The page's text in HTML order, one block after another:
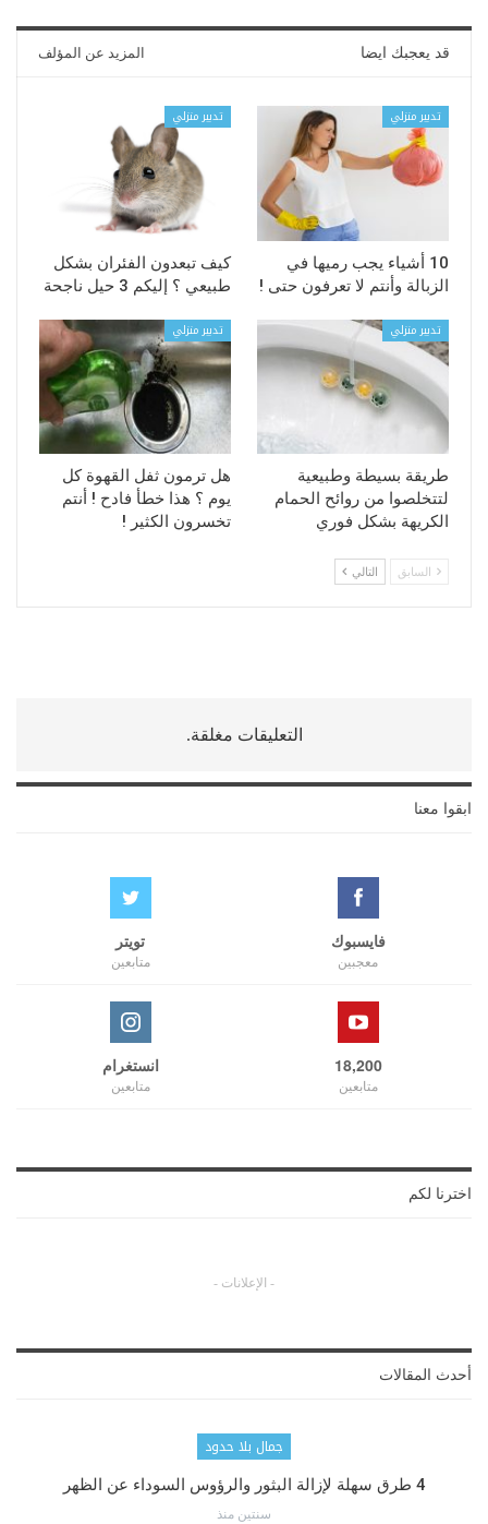
قد يعجبك ايضا المزيد عن المؤلف
تدبير منزلي
10 أشياء يجب رميها في
الزبالة وأنتم لا تعرفون حتى !
تدبير منزلي
كيف تبعدون الفئران بشكل
طبيعي ؟ إليكم 3 حيل ناجحة
تدبير منزلي
طريقة بسيطة وطبيعية
لتتخلصوا من روائح الحمام
الكريهة بشكل فوري
تدبير منزلي
هل ترمون ثفل القهوة كل
يوم ؟ هذا خطأ فادح ! أنتم
تخسرون الكثير !
السابق التالي
التعليقات مغلقة.
ابقوا معنا
فايسبوك
معجبين
تويتر
متابعين
18,200
متابعين
انستغرام
متابعين
اخترنا لكم
- الإعلانات -
أحدث المقالات
جمال بلا حدود
4 طرق سهلة لإزالة البثور والرؤوس السوداء عن الظهر
سنتين منذ